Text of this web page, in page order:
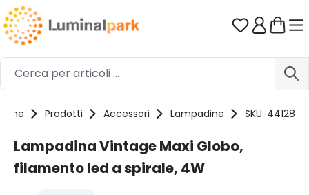
Passa al contenuto principale Hai 0
Prodotti Accessori Lampadine SKU: 44128
Lampadina Vintage Maxi Globo,
filamento led a spirale, 4W